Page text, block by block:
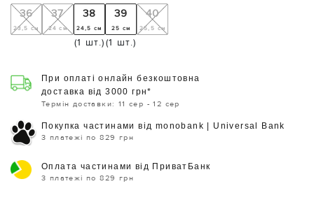
36
23,5 см
37
24 см
38
24,5 см
(1 шт.)
39
25 см
(1 шт.)
40
25,5 см
При оплаті онлайн безкоштовна
доставка від 3000 грн*
Термін доставки: 11 сер - 12 сер
Покупка частинами від monobank | Universal Bank
3 платежі по 829 грн
Оплата частинами від ПриватБанк
3 платежі по 829 грн